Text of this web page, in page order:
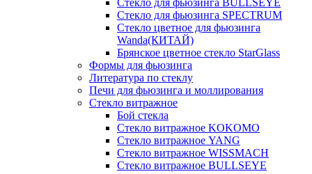
Стекло для фьюзинга BULLSEYE
Стекло для фьюзинга SPECTRUM
Стекло цветное для фьюзинга
Wanda(КИТАЙ)
Брянское цветное стекло StarGlass
Формы для фьюзинга
Литература по стеклу
Печи для фьюзинга и моллирования
Стекло витражное
Бой стекла
Стекло витражное KOKOMO
Стекло витражное YANG
Стекло витражное WISSMACH
Стекло витражное BULLSEYE